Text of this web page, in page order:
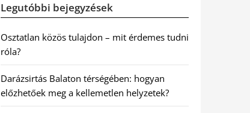
Legutóbbi bejegyzések
Osztatlan közös tulajdon – mit érdemes tudni
róla?
Darázsirtás Balaton térségében: hogyan
előzhetőek meg a kellemetlen helyzetek?